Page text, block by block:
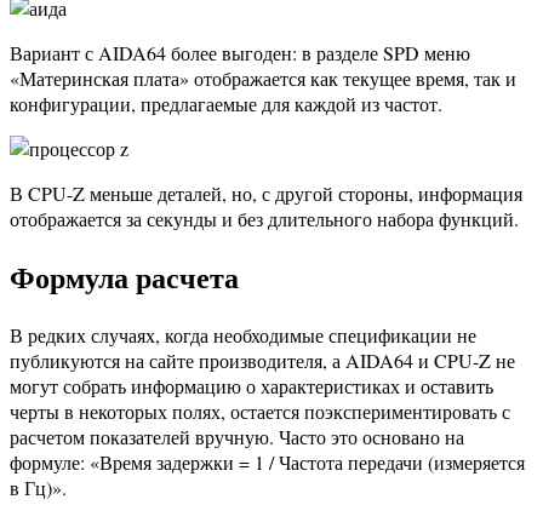
Вариант с AIDA64 более выгоден: в разделе SPD меню
«Материнская плата» отображается как текущее время, так и
конфигурации, предлагаемые для каждой из частот.
В CPU-Z меньше деталей, но, с другой стороны, информация
отображается за секунды и без длительного набора функций.
Формула расчета
В редких случаях, когда необходимые спецификации не
публикуются на сайте производителя, а AIDA64 и CPU-Z не
могут собрать информацию о характеристиках и оставить
черты в некоторых полях, остается поэкспериментировать с
расчетом показателей вручную. Часто это основано на
формуле: «Время задержки = 1 / Частота передачи (измеряется
в Гц)».